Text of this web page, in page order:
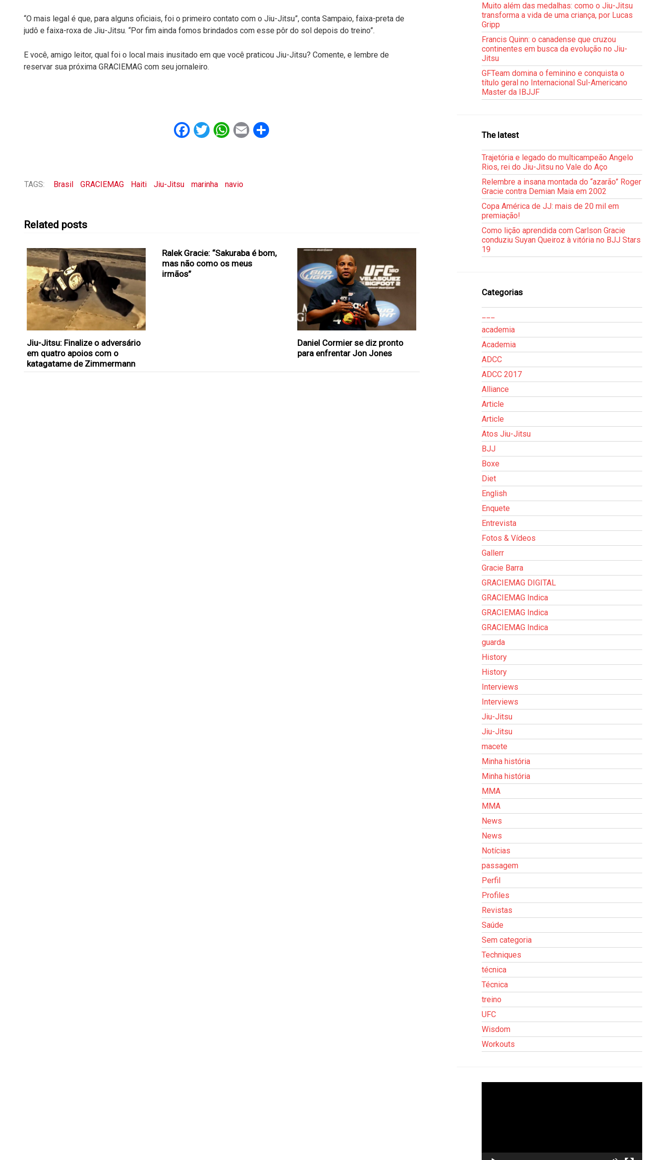
“O mais legal é que, para alguns oficiais, foi o primeiro contato com o Jiu-Jitsu”, conta Sampaio, faixa-preta de
judô e faixa-roxa de Jiu-Jitsu. “Por fim ainda fomos brindados com esse pôr do sol depois do treino”.
E você, amigo leitor, qual foi o local mais inusitado em que você praticou Jiu-Jitsu? Comente, e lembre de
reservar sua próxima GRACIEMAG com seu jornaleiro.
Facebook
Twitter
WhatsApp
Email
TAGS: Brasil GRACIEMAG Haiti Jiu-Jitsu marinha navio
Related posts
Jiu-Jitsu: Finalize o adversário
em quatro apoios com o
katagatame de Zimmermann
Ralek Gracie: “Sakuraba é bom,
mas não como os meus
irmãos”
Daniel Cormier se diz pronto
para enfrentar Jon Jones
Muito além das medalhas: como o Jiu-Jitsu
transforma a vida de uma criança, por Lucas
Gripp
Francis Quinn: o canadense que cruzou
continentes em busca da evolução no Jiu-
Jitsu
GFTeam domina o feminino e conquista o
título geral no Internacional Sul-Americano
Master da IBJJF
The latest
Trajetória e legado do multicampeão Angelo
Rios, rei do Jiu-Jitsu no Vale do Aço
Relembre a insana montada do “azarão” Roger
Gracie contra Demian Maia em 2002
Copa América de JJ: mais de 20 mil em
premiação!
Como lição aprendida com Carlson Gracie
conduziu Suyan Queiroz à vitória no BJJ Stars
19
Categorias
academia
Academia
ADCC
ADCC 2017
Alliance
Article
Article
Atos Jiu-Jitsu
BJJ
Boxe
Diet
English
Enquete
Entrevista
Fotos & Vídeos
Gallerr
Gracie Barra
GRACIEMAG DIGITAL
GRACIEMAG Indica
GRACIEMAG Indica
GRACIEMAG Indica
guarda
History
History
Interviews
Interviews
Jiu-Jitsu
Jiu-Jitsu
macete
Minha história
Minha história
MMA
MMA
News
News
Notícias
passagem
Perfil
Profiles
Revistas
Saúde
Sem categoria
Techniques
técnica
Técnica
treino
UFC
Wisdom
Workouts